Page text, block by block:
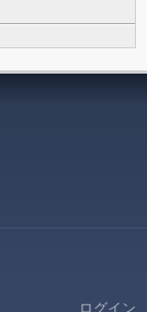
ログイン